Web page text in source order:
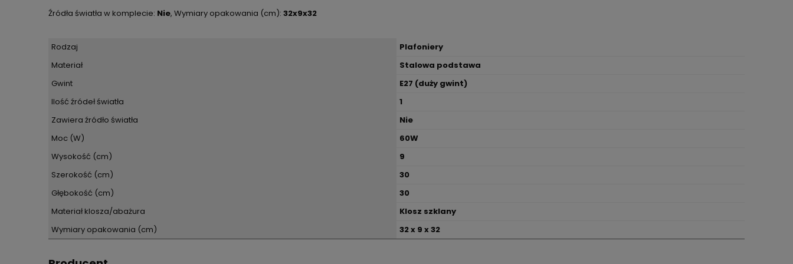
Źródła światła w komplecie: Nie, Wymiary opakowania (cm): 32x9x32
Rodzaj
Plafoniery
Materiał
Stalowa podstawa
Gwint
E27 (duży gwint)
Ilość źródeł światła
1
Zawiera źródło światła
Nie
Moc (W)
60W
Wysokość (cm)
9
Szerokość (cm)
30
Głębokość (cm)
30
Materiał klosza/abażura
Klosz szklany
Wymiary opakowania (cm)
32 x 9 x 32